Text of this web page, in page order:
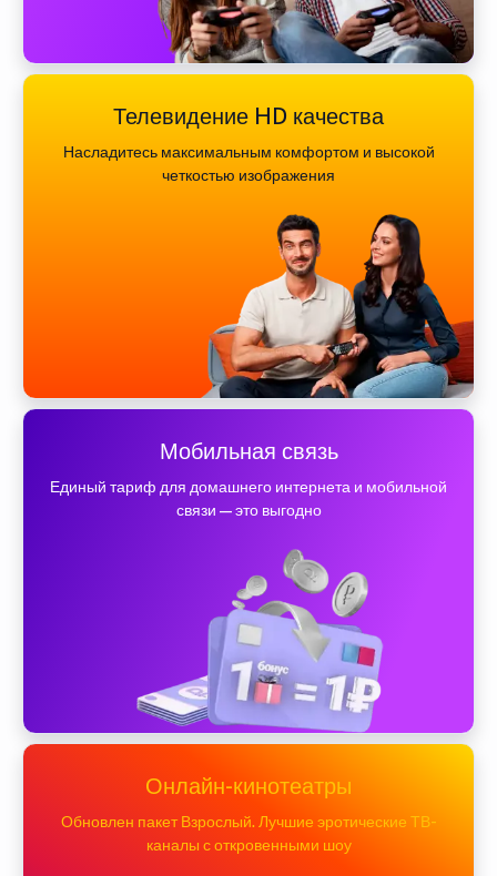
Телевидение HD качества
Насладитесь максимальным комфортом и высокой
четкостью изображения
Мобильная связь
Единый тариф для домашнего интернета и мобильной
связи — это выгодно
Онлайн-кинотеатры
Обновлен пакет Взрослый. Лучшие эротические ТВ-
каналы с откровенными шоу